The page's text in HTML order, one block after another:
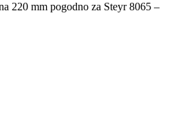
220 mm pogodno za Steyr 8065 –